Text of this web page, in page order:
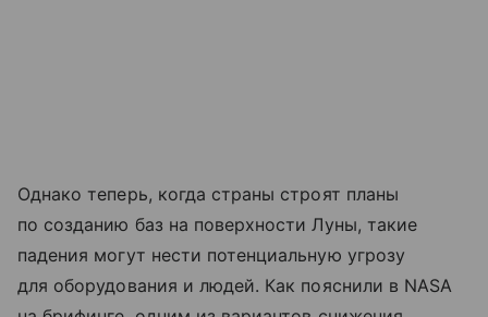
Однако теперь, когда страны строят планы
по созданию баз на поверхности Луны, такие
падения могут нести потенциальную угрозу
для оборудования и людей. Как пояснили в NASA